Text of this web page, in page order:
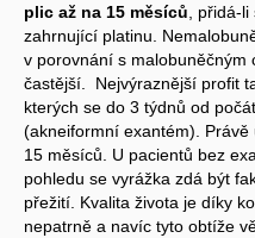
plic až na 15 měsíců , přidá-
zahrnující platinu.
v porovnání s malobuněčným
častější. Nejvýraznější profit
kterých se do 3 týdnů od
(akneiformní exantém).
15 měsíců. U pacientů bez
pohledu se vyrážka zdá být
přežití. Kvalita života je díky
nepatrně a navíc tyto obtíže